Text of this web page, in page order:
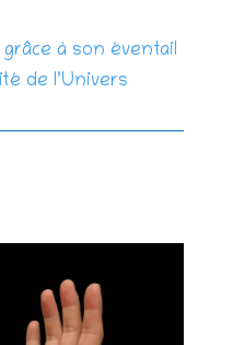
à son éventail
de l’Univers